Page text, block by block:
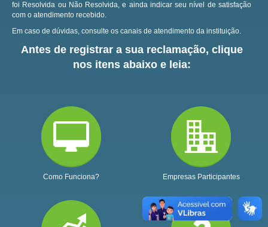
foi Resolvida ou Não Resolvida, e ainda indicar seu nível de satisfação
com o atendimento recebido.
Em caso de dúvidas, consulte os canais de atendimento da instituição.
Antes de registrar a sua reclamação, clique
nos itens abaixo e leia:
Como Funciona? Empresas Participantes